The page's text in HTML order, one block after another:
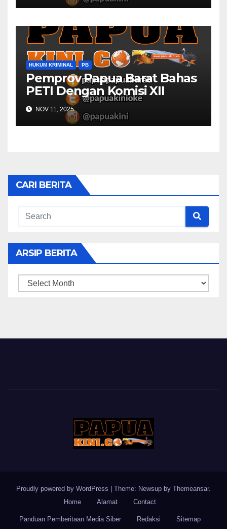
HUKUM KRIMINAL PB
Pemprov Papua Barat Bahas
PETI Dengan Komisi XII
NOV 11, 2025
CARI BERITA
ARSIP BERITA
ARSIP
Proudly powered by WordPress Theme: Newsup by Themeansar.
Home
Alamat Contact
Panduan Pemberitaan Media Siber Redaksi Sitemap